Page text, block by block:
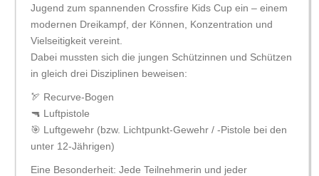
Jugend zum spannenden Crossfire Kids Cup ein – einem
modernen Dreikampf, der Können, Konzentration und
Vielseitigkeit vereint.
Dabei mussten sich die jungen Schützinnen und Schützen
in gleich drei Disziplinen beweisen:
🏹 Recurve-Bogen
🔫 Luftpistole
🎯 Luftgewehr (bzw. Lichtpunkt-Gewehr / -Pistole bei den
unter 12-Jährigen)
Eine Besonderheit: Jede Teilnehmerin und jeder